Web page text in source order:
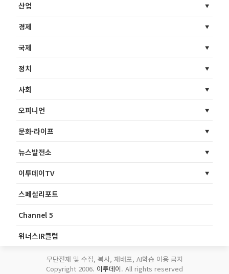
산업
경제
국제
정치
사회
오피니언
문화·라이프
뉴스발전소
이투데이TV
스페셜리포트
Channel 5
위너스IR클럽
무단전재 및 수집, 복사, 재배포, AI학습 이용 금지
Copyright 2006. 이투데이. All rights reserved